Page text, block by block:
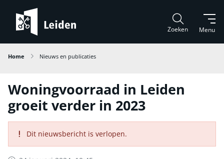
Menu
Zoeken
Home Nieuws en publicaties
Woningvoorraad in Leiden
groeit verder in 2023
Dit nieuwsbericht is verlopen.